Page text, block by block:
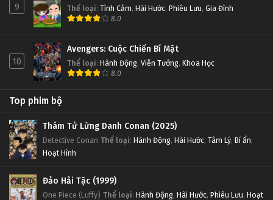
9 Thể loại: Tình Cảm, Hài Hước, Phiêu Lưu, Gia Đình
8.0
10
Avengers: Cuộc Chiến Bí Mật
Thể loại: Hành Động, Viễn Tưởng, Khoa Học
8.0
Top phim bộ
Thám Tử Lừng Danh Conan (2025)
Detective Conan Thể loại: Hành Động, Hài Hước, Tâm Lý, Bí ẩn,
Hoạt Hình
Đảo Hải Tặc (1999)
One Piece (Luffy) Thể loại: Hành Động, Hài Hước, Phiêu Lưu, Hoạt